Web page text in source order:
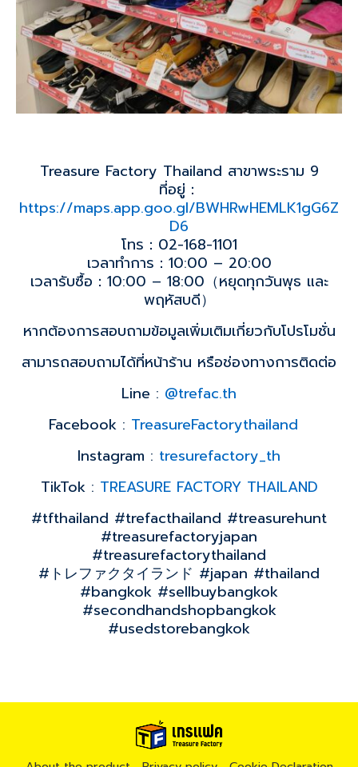
Treasure Factory Thailand สาขาพระราม 9
ที่อยู่：
https://maps.app.goo.gl/BWHRwHEMLK1gG6Z
D6
โทร：02-168-1101
เวลาทำการ：10:00 – 20:00
เวลารับซื้อ：10:00 – 18:00（หยุดทุกวันพุธ และ
พฤหัสบดี）
หากต้องการสอบถามข้อมูลเพิ่มเติมเกี่ยวกับโปรโมชั่น
สามารถสอบถามได้ที่หน้าร้าน หรือช่องทางการติดต่อ
Line : @trefac.th
Facebook : TreasureFactorythailand
Instagram : tresurefactory_th
TikTok : TREASURE FACTORY THAILAND
#tfthailand #trefacthailand #treasurehunt
#treasurefactoryjapan
#treasurefactorythailand
#トレファクタイランド #japan #thailand
#bangkok #sellbuybangkok
#secondhandshopbangkok
#usedstorebangkok